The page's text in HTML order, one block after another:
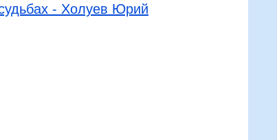
- Холуев Юрий